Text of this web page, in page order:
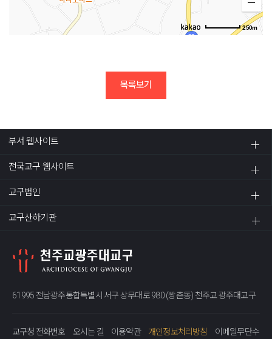
250m
목록보기
부서 웹사이트
전국교구 웹사이트
교구법인
교구산하기관
61995 전남광주통합특별시 서구 상무대로 980 (쌍촌동) 천주교 광주대교구
교구청 전화번호 오시는 길 이용약관 개인정보처리방침 이메일무단수